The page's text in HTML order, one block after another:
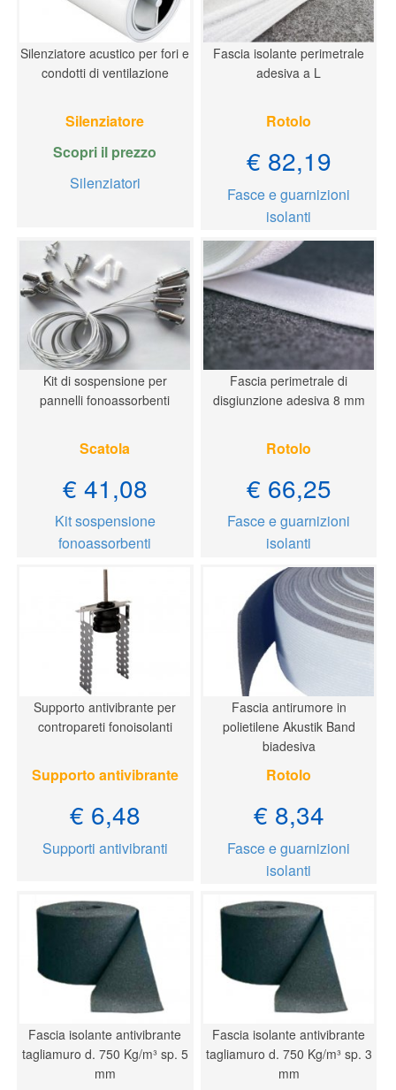
Silenziatore acustico per fori e
condotti di ventilazione
Silenziatore
Scopri il prezzo
Silenziatori
Fascia isolante perimetrale
adesiva a L
Rotolo
€ 82,19
Fasce e guarnizioni
isolanti
Kit di sospensione per
pannelli fonoassorbenti
Scatola
€ 41,08
Kit sospensione
fonoassorbenti
Fascia perimetrale di
disgiunzione adesiva 8 mm
Rotolo
€ 66,25
Fasce e guarnizioni
isolanti
Supporto antivibrante per
contropareti fonoisolanti
Supporto antivibrante
€ 6,48
Supporti antivibranti
Fascia antirumore in
polietilene Akustik Band
biadesiva
Rotolo
€ 8,34
Fasce e guarnizioni
isolanti
Fascia isolante antivibrante
tagliamuro d. 750 Kg/m³ sp. 5
mm
Fascia isolante antivibrante
tagliamuro d. 750 Kg/m³ sp. 3
mm